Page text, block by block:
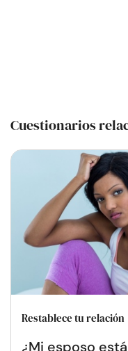
Cuestionarios
Restablece tu relación
¿Mi esposo